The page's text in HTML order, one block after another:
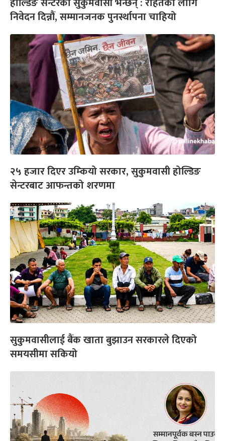
निवेदन दिन्नौं, सम्मानजनक पुनर्स्थापना चाहियो
२५ हजार दिएर उम्कियो सरकार, सुकुमवासी होल्डिङ
सेन्टरबाट आफन्तको शरणमा
सुकुमवासीलाई बैंक खाता बुझाउन सरकारले दिएको
समयसीमा सकियो